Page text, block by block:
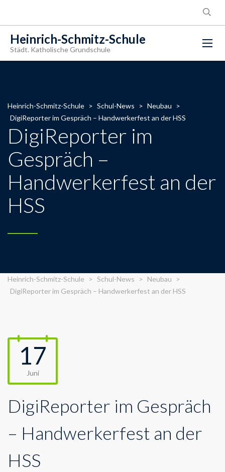
Heinrich-Schmitz-Schule
Städt. Katholische Grundschule
Heinrich-Schmitz-Schule > Schul-News > Neubau
>
DigiReporter im Gespräch – Handwerkerfest an der HSS
DigiReporter im
Gespräch –
Handwerkerfest an der
HSS
Heinrich-Schmitz-Schule > Schul-News > Neubau
>
DigiReporter im Gespräch – Handwerkerfest an der HSS
17
Juni
DigiReporter im Gespräch
– Handwerkerfest an der
HSS